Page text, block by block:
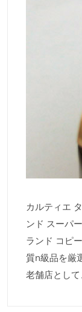
カルティエ
ンド スーパ
ランド コピ
質n級品を厳
老舗店として